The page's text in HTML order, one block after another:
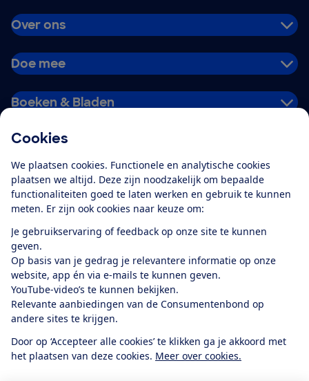
Cookies
We plaatsen cookies. Functionele en analytische cookies
plaatsen we altijd. Deze zijn noodzakelijk om bepaalde
functionaliteiten goed te laten werken en gebruik te kunnen
meten. Er zijn ook cookies naar keuze om:
Je gebruikservaring of feedback op onze site te kunnen
geven.
Op basis van je gedrag je relevantere informatie op onze
website, app én via e-mails te kunnen geven.
YouTube-video’s te kunnen bekijken.
Relevante aanbiedingen van de Consumentenbond op
andere sites te krijgen.
Door op ‘Accepteer alle cookies’ te klikken ga je akkoord met
het plaatsen van deze cookies. Meer over cookies.
Over ons
Doe mee
Boeken & Bladen
Alles over de
app
Algemene Voorwaarden
Privacyverklaring
Cookiebeleid
Privacyvoorkeuren
Toegankelijkheid
RSS-feed nieuws
Facebook
TwitterInstagram
YoutubeLinkedIn
12.901consumentenbeoordelen de Consumentenbondmet gemiddeld